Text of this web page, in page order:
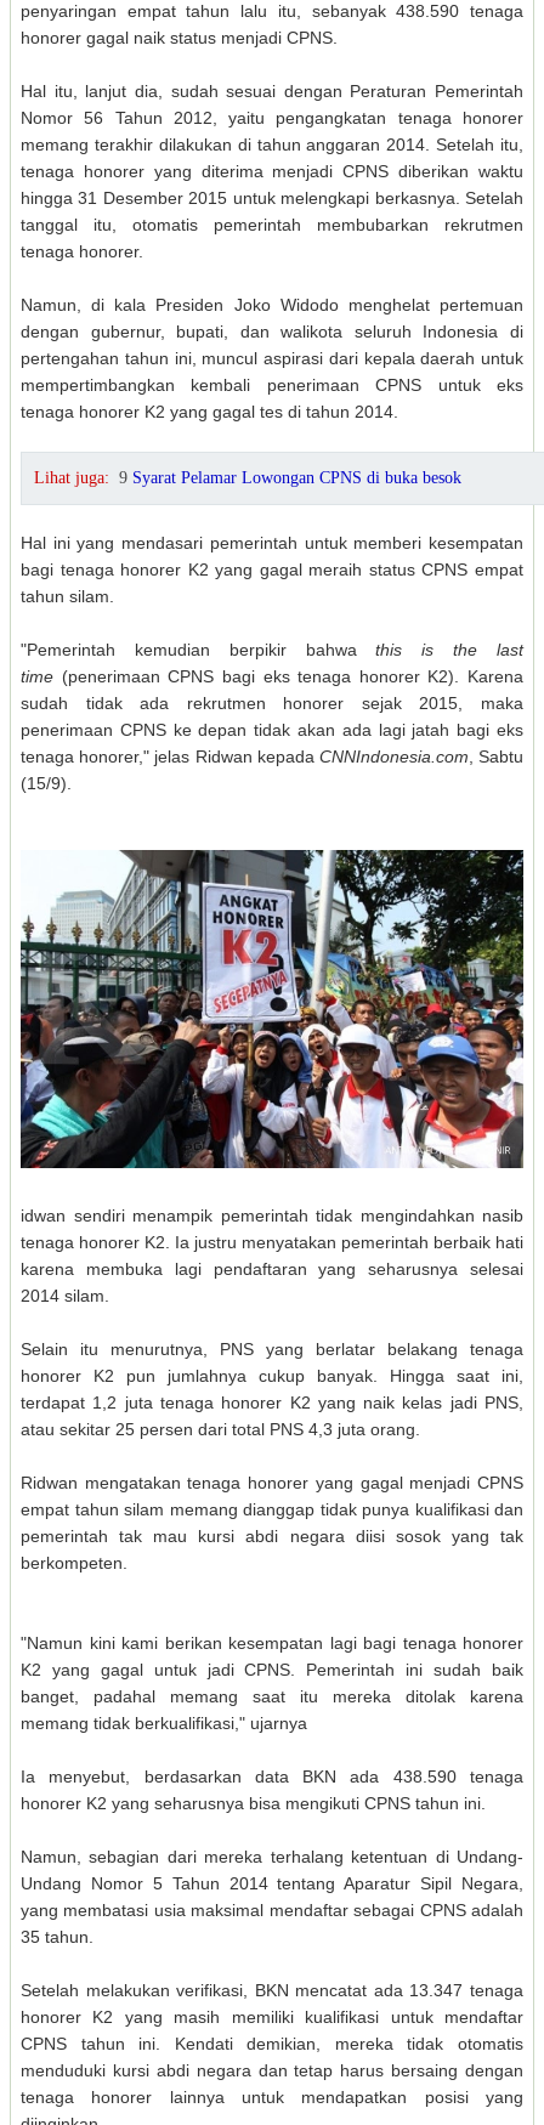
penyaringan empat tahun lalu itu, sebanyak 438.590 tenaga
honorer gagal naik status menjadi CPNS.
Hal itu, lanjut dia, sudah sesuai dengan Peraturan Pemerintah
Nomor 56 Tahun 2012, yaitu pengangkatan tenaga honorer
memang terakhir dilakukan di tahun anggaran 2014. Setelah itu,
tenaga honorer yang diterima menjadi CPNS diberikan waktu
hingga 31 Desember 2015 untuk melengkapi berkasnya. Setelah
tanggal itu, otomatis pemerintah membubarkan rekrutmen
tenaga honorer.
Namun, di kala Presiden Joko Widodo menghelat pertemuan
dengan gubernur, bupati, dan walikota seluruh Indonesia di
pertengahan tahun ini, muncul aspirasi dari kepala daerah untuk
mempertimbangkan kembali penerimaan CPNS untuk eks
tenaga honorer K2 yang gagal tes di tahun 2014.
Lihat juga: 9 Syarat Pelamar Lowongan CPNS di buka besok
Hal ini yang mendasari pemerintah untuk memberi kesempatan
bagi tenaga honorer K2 yang gagal meraih status CPNS empat
tahun silam.
"Pemerintah kemudian berpikir bahwathis is the last
time (penerimaan CPNS bagi eks tenaga honorer K2). Karena
sudah tidak ada rekrutmen honorer sejak 2015, maka
penerimaan CPNS ke depan tidak akan ada lagi jatah bagi eks
tenaga honorer," jelas Ridwan kepada CNNIndonesia.com, Sabtu
(15/9).
idwan sendiri menampik pemerintah tidak mengindahkan nasib
tenaga honorer K2. Ia justru menyatakan pemerintah berbaik hati
karena membuka lagi pendaftaran yang seharusnya selesai
2014 silam.
Selain itu menurutnya, PNS yang berlatar belakang tenaga
honorer K2 pun jumlahnya cukup banyak. Hingga saat ini,
terdapat 1,2 juta tenaga honorer K2 yang naik kelas jadi PNS,
atau sekitar 25 persen dari total PNS 4,3 juta orang.
Ridwan mengatakan tenaga honorer yang gagal menjadi CPNS
empat tahun silam memang dianggap tidak punya kualifikasi dan
pemerintah tak mau kursi abdi negara diisi sosok yang tak
berkompeten.
"Namun kini kami berikan kesempatan lagi bagi tenaga honorer
K2 yang gagal untuk jadi CPNS. Pemerintah ini sudah baik
banget, padahal memang saat itu mereka ditolak karena
memang tidak berkualifikasi," ujarnya
Ia menyebut, berdasarkan data BKN ada 438.590 tenaga
honorer K2 yang seharusnya bisa mengikuti CPNS tahun ini.
Namun, sebagian dari mereka terhalang ketentuan di Undang-
Undang Nomor 5 Tahun 2014 tentang Aparatur Sipil Negara,
yang membatasi usia maksimal mendaftar sebagai CPNS adalah
35 tahun.
Setelah melakukan verifikasi, BKN mencatat ada 13.347 tenaga
honorer K2 yang masih memiliki kualifikasi untuk mendaftar
CPNS tahun ini. Kendati demikian, mereka tidak otomatis
menduduki kursi abdi negara dan tetap harus bersaing dengan
tenaga honorer lainnya untuk mendapatkan posisi yang